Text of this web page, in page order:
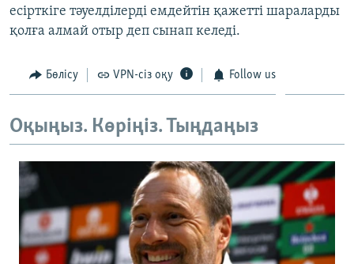
есірткіге тәуелділерді емдейтін қажетті шараларды
қолға алмай отыр деп сынап келеді.
Бөлісу VPN-сіз оқу Follow us
Оқыңыз. Көріңіз. Тыңдаңыз